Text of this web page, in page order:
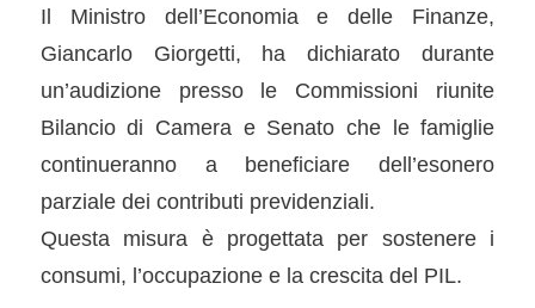
Il Ministro dell’Economia e delle Finanze,
Giancarlo Giorgetti, ha dichiarato durante
un’audizione presso le Commissioni riunite
Bilancio di Camera e Senato che le famiglie
continueranno a beneficiare dell’esonero
parziale dei contributi previdenziali.
Questa misura è progettata per sostenere i
consumi, l’occupazione e la crescita del PIL.